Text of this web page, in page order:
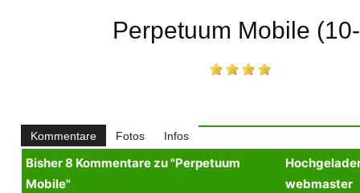
Perpetuum Mobile
Kommentare Fotos Infos
Bisher 8 Kommentare zu "Perpetuum
Mobile"
webmaster